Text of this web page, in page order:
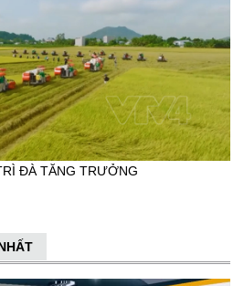
ĐÀ TĂNG TRƯỞNG